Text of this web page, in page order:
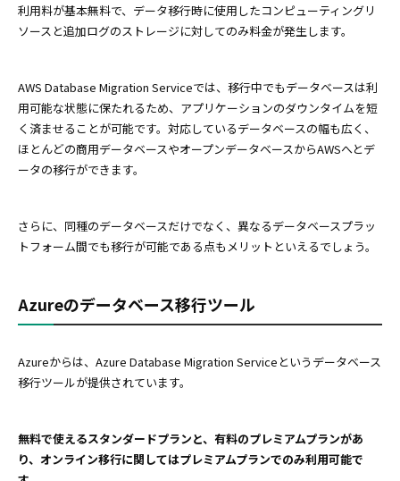
利用料が基本無料で、データ移行時に使用したコンピューティングリ
ソースと追加ログのストレージに対してのみ料金が発生します。
AWS Database Migration Serviceでは、移行中でもデータベースは利
用可能な状態に保たれるため、アプリケーションのダウンタイムを短
く済ませることが可能です。対応しているデータベースの幅も広く、
ほとんどの商用データベースやオープンデータベースからAWSへとデ
ータの移行ができます。
さらに、同種のデータベースだけでなく、異なるデータベースプラッ
トフォーム間でも移行が可能である点もメリットといえるでしょう。
Azureのデータベース移行ツール
Azureからは、Azure Database Migration Serviceというデータベース
移行ツールが提供されています。
無料で使えるスタンダードプランと、有料のプレミアムプランがあ
り、オンライン移行に関してはプレミアムプランでのみ利用可能で